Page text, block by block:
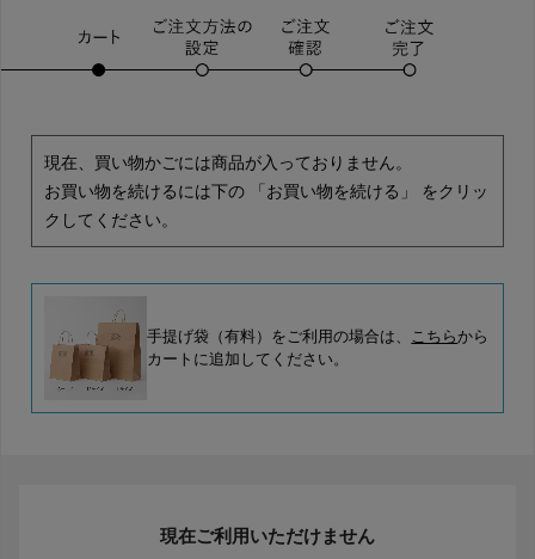
現在、買い物かごには商品が入っておりません。
お買い物を続けるには下の 「お買い物を続ける」 をクリッ
クしてください。
手提げ袋（有料）をご利用の場合は、 こちらから
カートに追加してください。
現在ご利用いただけません